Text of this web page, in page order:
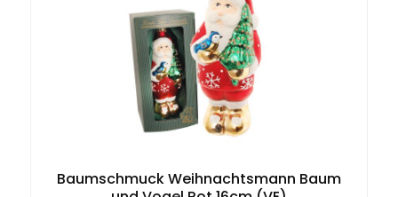
Baumschmuck Weihnachtsmann Baum